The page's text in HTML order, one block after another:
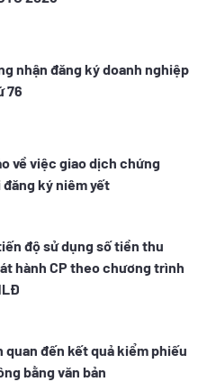
nhận đăng ký doanh nghiệp
76
về việc giao dịch chứng
ký niêm yết
độ sử dụng số tiền thu
hành CP theo chương trình
quan đến kết quả kiểm phiếu
bằng văn bản